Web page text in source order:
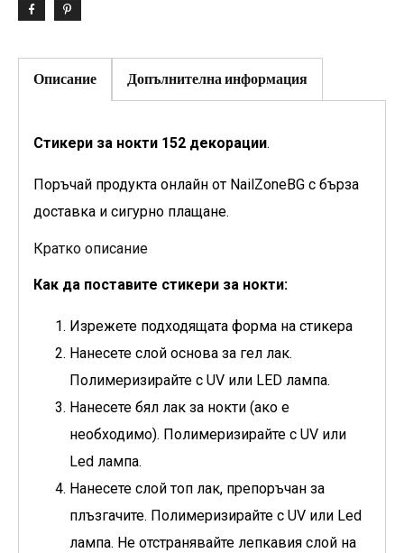
Описание Допълнителна информация
Стикери за нокти 152 декорации.
Поръчай продукта онлайн от NailZoneBG с бърза
доставка и сигурно плащане.
Кратко описание
Как да поставите стикери за нокти:
Изрежете подходящата форма на стикера
Нанесете слой основа за гел лак.
Полимеризирайте с UV или LED лампа.
Нанесете бял лак за нокти (ако е
необходимо). Полимеризирайте с UV или
Led лампа.
Нанесете слой топ лак, препоръчан за
плъзгачите. Полимеризирайте с UV или Led
лампа. Не отстранявайте лепкавия слой на